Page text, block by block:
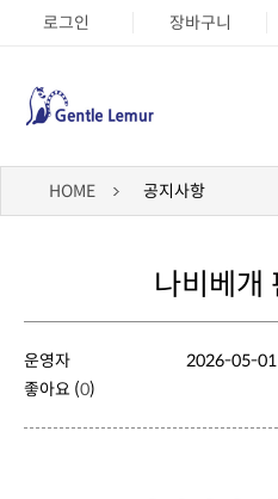
로그인 장바구니
HOME 공지사항
나비베개
운영자 2026-05-
좋아요 (0)